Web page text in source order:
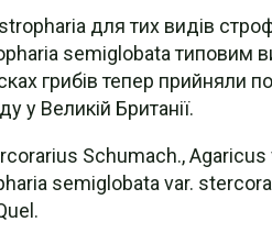
для тих видів
semiglobata типовим
грибів тепер прийняли
у Великій Британії.
Schumach.,
semiglobata var.